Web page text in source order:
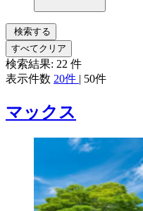
検索する
すべてクリア
検索結果: 22 件
表示件数 20件 | 50件
マックス